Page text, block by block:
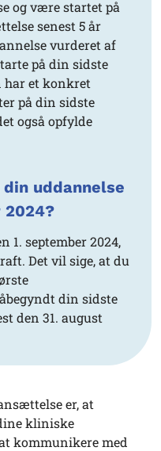
og være startet på
senest 5 år
vurderet af
på din sidste
har et konkret
på din sidste
også opfylde
uddannelse
2024?
1. september 2024,
Det vil sige, at du
din sidste
den 31. august
er, at
kliniske
kommunikere med